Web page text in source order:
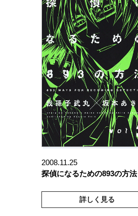
2008.11.25
探偵になるための893の方法
詳しく見る